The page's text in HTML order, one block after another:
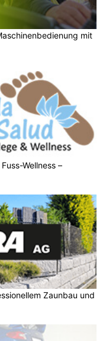
mit
Wellness –
Zaunbau und